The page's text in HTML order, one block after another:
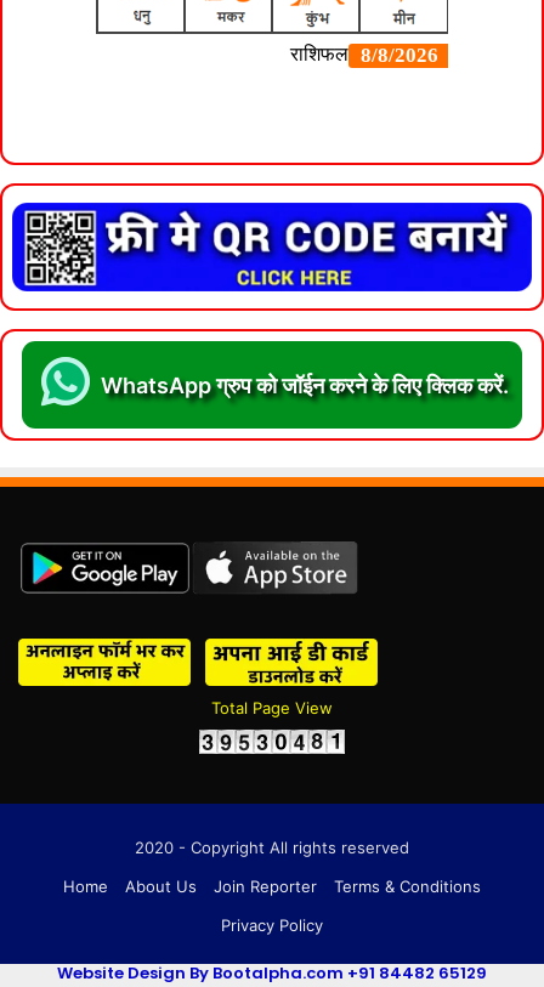
WhatsApp ग्रुप को जॉईन करने के लिए क्लिक करें.
Total Page View
2020 - Copyright All rights reserved
Home
About Us Join Reporter
Terms & Conditions
Privacy Policy
Website Design By Bootalpha.com +91 84482 65129